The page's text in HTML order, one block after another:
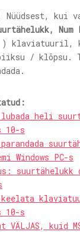
Nüüdsest, kui
Num
) klaviatuuril,
/ klõpsu.
lubada heli
10-s
Windows PC-s
suurtähelukk
keelata
10-s
VÄLJAS, kuid